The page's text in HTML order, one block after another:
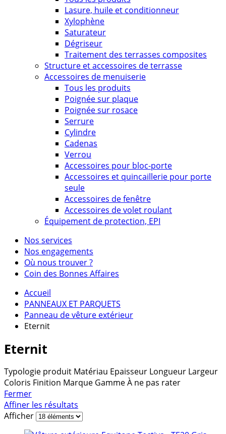
Lasure, huile et conditionneur
Xylophène
Saturateur
Dégriseur
Traitement des terrasses composites
Structure et accessoires de terrasse
Accessoires de menuiserie
Tous les produits
Poignée sur plaque
Poignée sur rosace
Serrure
Cylindre
Cadenas
Verrou
Accessoires pour bloc-porte
Accessoires et quincaillerie pour porte
seule
Accessoires de fenêtre
Accessoires de volet roulant
Équipement de protection, EPI
Nos services
Nos engagements
Où nous trouver ?
Coin des Bonnes Affaires
Accueil
PANNEAUX ET PARQUETS
Panneau de vêture extérieur
Eternit
Eternit
Typologie produit Matériau Epaisseur Longueur Largeur
Coloris Finition Marque GammeÀ ne pas rater
Fermer
Affiner les résultats
Afficher